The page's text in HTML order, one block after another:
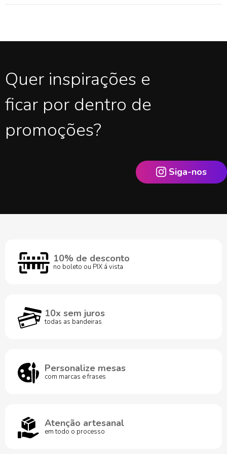
Quer inspirações e
ficar por dentro de
promoções?
Siga-nos
10% de desconto
no boleto ou PIX á vista
10x sem juros
todas as bandeiras
Personalize mesas
com marcas e frases
Atenção artesanal
em todo o processo